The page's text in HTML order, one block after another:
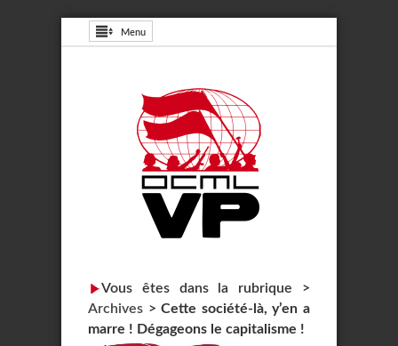
Menu
Vous êtes dans la rubrique >
Archives >Cette société-là, y’en a
marre ! Dégageons le capitalisme !